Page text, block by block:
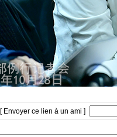
[ Envoyer ce lien à un ami ]